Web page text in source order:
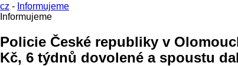
cz - Informujeme
Informujeme
Policie České republiky v
Kč, 6 týdnů dovolené a spoustu